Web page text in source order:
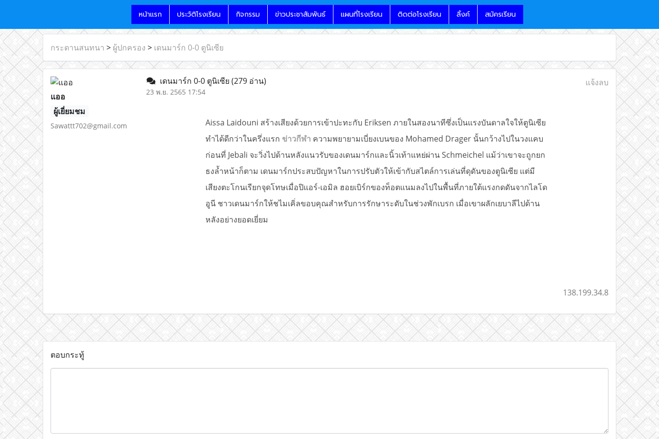
หน้าแรก ประวัติโรงเรียน กิจกรรม ข่าวประชาสัมพันธ์ แผนที่โรงเรียน ติดต่อโรงเรียน ลิ้งค์ สมัครเรียน
กระดานสนทนา > ผู้ปกครอง > เดนมาร์ก 0-0 ตูนิเซีย
แออ
ผู้เยี่ยมชม
Sawattt702@gmail.com
เดนมาร์ก 0-0 ตูนิเซีย (279 อ่าน)
23 พ.ย. 2565 17:54
แจ้งลบ
Aissa Laidouni สร้างเสียงด้วยการเข้าปะทะกับ Eriksen ภายในสองนาทีซึ่งเป็นแรงบันดาลใจให้ตูนิเซีย
ทำได้ดีกว่าในครึ่งแรก ข่าวกีฬา ความพยายามเบี่ยงเบนของ Mohamed Drager นั้นกว้างไปในวงแคบ
ก่อนที่ Jebali จะวิ่งไปด้านหลังแนวรับของเดนมาร์กและนิ้วเท้าแหย่ผ่าน Schmeichel แม้ว่าเขาจะถูกยก
ธงล้ำหน้าก็ตาม เดนมาร์กประสบปัญหาในการปรับตัวให้เข้ากับสไตล์การเล่นที่ดุดันของตูนิเซีย แต่มี
เสียงตะโกนเรียกจุดโทษเมื่อปิแอร์-เอมิล ฮอยเบิร์กของท็อตแนมลงไปในพื้นที่ภายใต้แรงกดดันจากไลโด
อูนี ชาวเดนมาร์กให้ชไมเคิ่ลขอบคุณสำหรับการรักษาระดับในช่วงพักเบรก เมื่อเขาผลักเยบาลีไปด้าน
หลังอย่างยอดเยี่ยม
138.199.34.8
ตอบกระทู้